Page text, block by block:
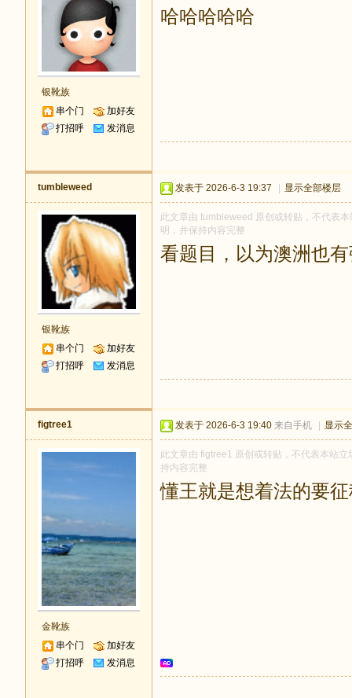
银靴族
串个门
加好友
打招呼
发消息
哈哈哈哈哈
tumbleweed
银靴族
串个门
加好友
打招呼
发消息
发表于 2026-6-3 19:37 显示全部楼层
此文章由 tumbleweed 原创或转贴，不代表
明，并保持内容完整
看题目，以为澳洲也
figtree1
金靴族
串个门
加好友
打招呼
发消息
发表于 2026-6-3 19:40 来自手机 显示
此文章由 figtree1 原创或转贴，不代表本站
持内容完整
懂王就是想着法的要